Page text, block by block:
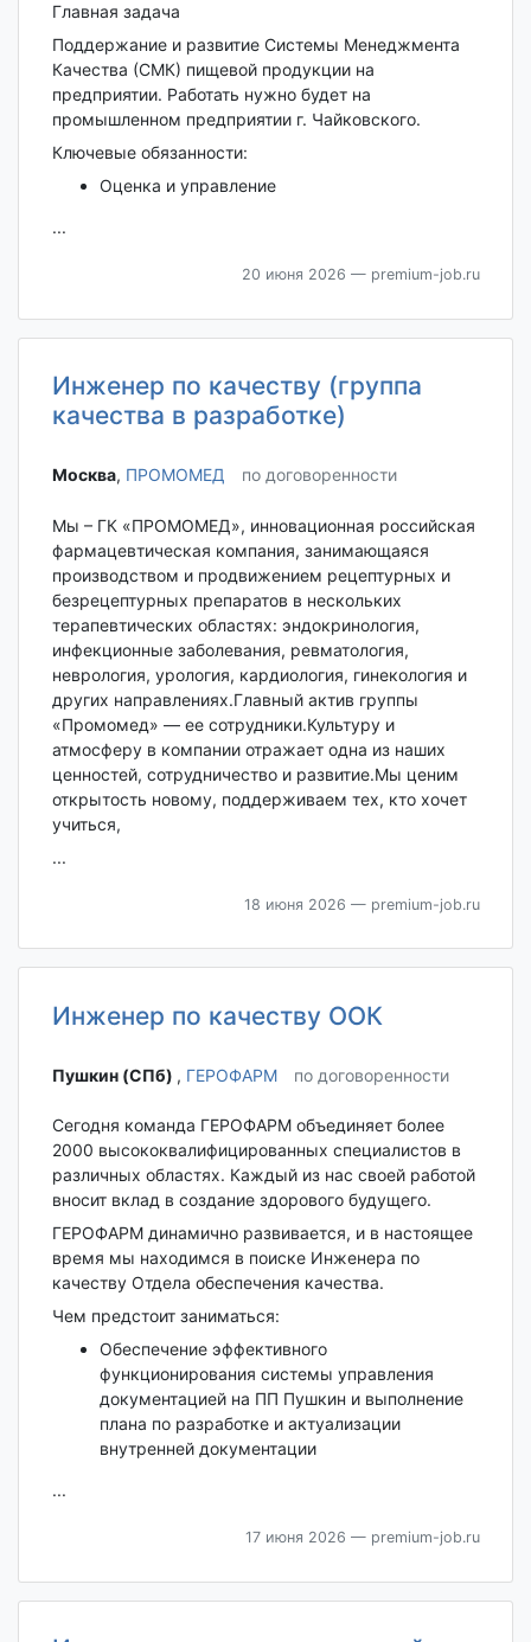
Главная задача
Поддержание и развитие Системы Менеджмента
Качества (СМК) пищевой продукции на
предприятии. Работать нужно будет на
промышленном предприятии г. Чайковского.
Ключевые обязанности:
Оценка и управление
...
20 июня 2026 — premium-job.ru
Инженер по качеству (группа
качества в разработке)
Москва‎, ПРОМОМЕД по договоренности
Мы – ГК «ПРОМОМЕД», инновационная российская
фармацевтическая компания, занимающаяся
производством и продвижением рецептурных и
безрецептурных препаратов в нескольких
терапевтических областях: эндокринология,
инфекционные заболевания, ревматология,
неврология, урология, кардиология, гинекология и
других направлениях.Главный актив группы
«Промомед» — ее сотрудники.Культуру и
атмосферу в компании отражает одна из наших
ценностей, сотрудничество и развитие.Мы ценим
открытость новому, поддерживаем тех, кто хочет
учиться,
...
18 июня 2026 — premium-job.ru
Инженер по качеству ООК
Пушкин (СПб) ‎ , ГЕРОФАРМ по договоренности
Сегодня команда ГЕРОФАРМ объединяет более
2000 высококвалифицированных специалистов в
различных областях. Каждый из нас своей работой
вносит вклад в создание здорового будущего.
ГЕРОФАРМ динамично развивается, и в настоящее
время мы находимся в поиске Инженера по
качеству Отдела обеспечения качества.
Чем предстоит заниматься:
Обеспечение эффективного
функционирования системы управления
документацией на ПП Пушкин и выполнение
плана по разработке и актуализации
внутренней документации
...
17 июня 2026 — premium-job.ru